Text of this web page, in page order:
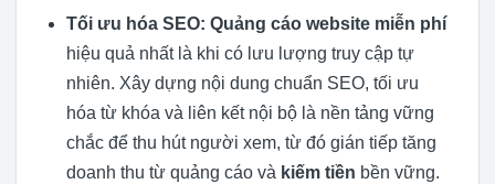
Tối ưu hóa SEO: Quảng cáo website miễn phí
hiệu quả nhất là khi có lưu lượng truy cập tự
nhiên. Xây dựng nội dung chuẩn SEO, tối ưu
hóa từ khóa và liên kết nội bộ là nền tảng vững
chắc để thu hút người xem, từ đó gián tiếp tăng
doanh thu từ quảng cáo và kiếm tiền bền vững.